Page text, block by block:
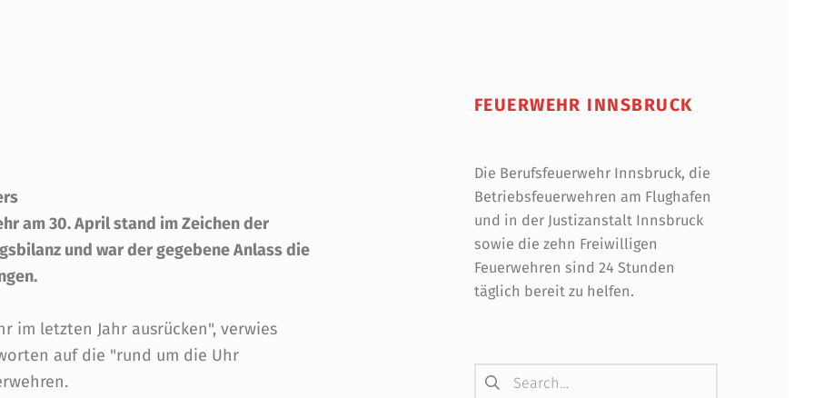
am 30. April stand im Zeichen der
und war der gegebene Anlass die
im letzten Jahr ausrücken", verwies
auf die "rund um die Uhr
FEUERWEHR INNSBRUCK
Die Berufsfeuerwehr Innsbruck, die
Betriebsfeuerwehren am Flughafen
und in der Justizanstalt Innsbruck
sowie die zehn Freiwilligen
Feuerwehren sind 24 Stunden
täglich bereit zu helfen.
Suchen nach: